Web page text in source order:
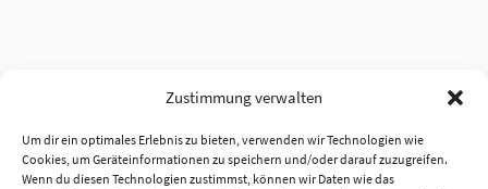
Zustimmung verwalten
Um dir ein optimales Erlebnis zu bieten, verwenden wir Technologien wie
Cookies, um Geräteinformationen zu speichern und/oder darauf zuzugreifen.
Wenn du diesen Technologien zustimmst, können wir Daten wie das